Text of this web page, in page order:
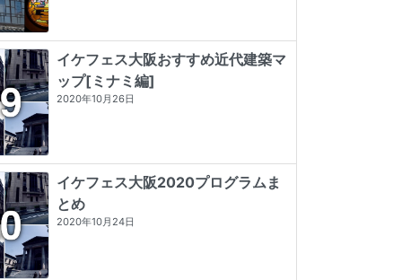
発掘 the OSAKA
☆☆☆☆☆ 0 (0)
プレモダン建築巡礼
イケフェス大阪おすすめ近代建築マ
ップ[ミナミ編]
2020年10月26日
イケフェス大阪2020プログラムま
とめ
2020年10月24日